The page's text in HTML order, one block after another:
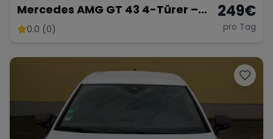
Mercedes AMG GT 43 4-Türer –
Luxuriöse Sportlimousine
0.0 (0)
249€
pro Tag